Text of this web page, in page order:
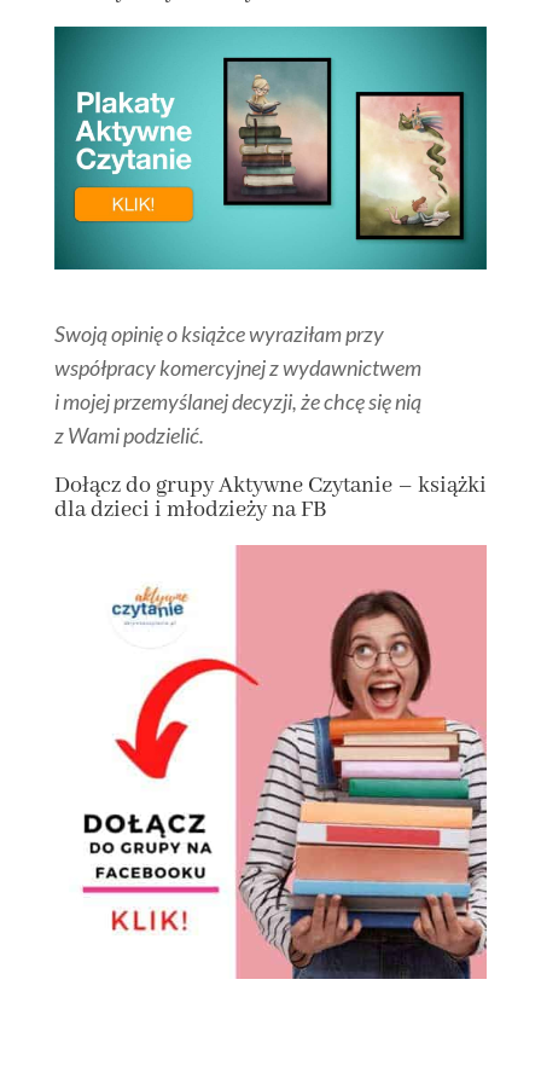
Swoją opinię o książce wyraziłam przy
współpracy komercyjnej z wydawnictwem
i mojej przemyślanej decyzji, że chcę się nią
z Wami podzielić.
Dołączdo grupyAktywne Czytanie – książki
dla dzieci i młodzieży na FB